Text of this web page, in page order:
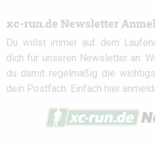
xc-run.de Newsletter
Du willst immer auf dem
dich für unseren Newsletter an.
du damit regelmäßig die
dein Postfach. Einfach hier